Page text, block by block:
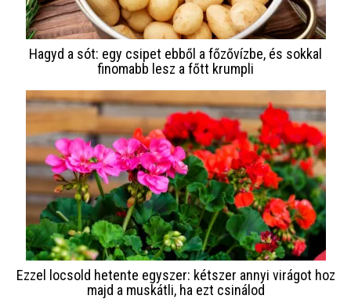
Hagyd a sót: egy csipet ebből a főzővízbe, és sokkal
finomabb lesz a főtt krumpli
Ezzel locsold hetente egyszer: kétszer annyi virágot hoz
majd a muskátli, ha ezt csinálod